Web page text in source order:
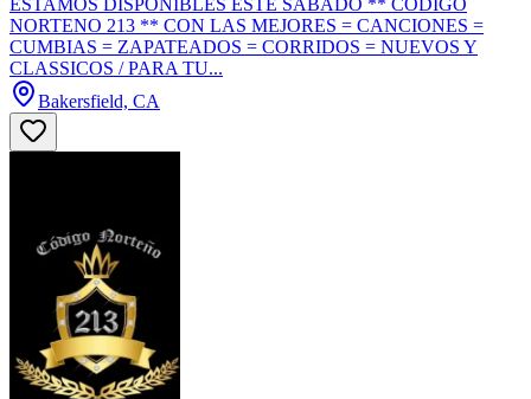
NORTENO 213 ** CON LAS MEJORES = CANCIONES =
CUMBIAS = ZAPATEADOS = CORRIDOS = NUEVOS Y
CLASSICOS / PARA TU...
Bakersfield, CA